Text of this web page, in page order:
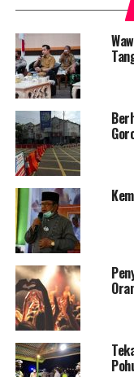
Hal ini
(2/6) lalu.
“Iya, jadi bayi itu
Sekarang masih
Saboe,” ungkapnya.
Ia juga
ditangani secara
kondisi serotinus
“Dan saat ini
Ikatan Dokter
masih dalam
Saboe,” terang
Sementara soal
akan menelusuri
lain, mengingat